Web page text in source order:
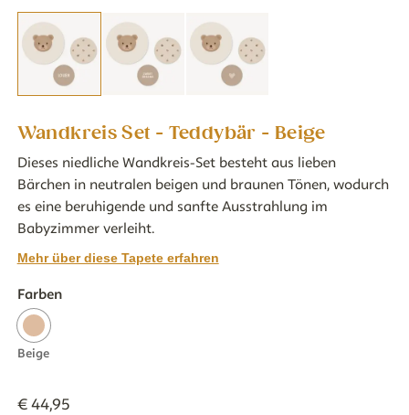
Wandkreis Set - Teddybär - Beige
Dieses niedliche Wandkreis-Set besteht aus lieben
Bärchen in neutralen beigen und braunen Tönen, wodurch
es eine beruhigende und sanfte Ausstrahlung im
Babyzimmer verleiht.
Mehr über diese Tapete erfahren
Farben
Beige
€ 44,95